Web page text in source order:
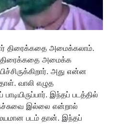
திரைக்கதை அமைக்கலாம்.
அமைக்க
அது என்ன
வாலி எழுத
இந்தப் படத்தில்
இல்லை என்றால்
படம் தான். இந்தப்